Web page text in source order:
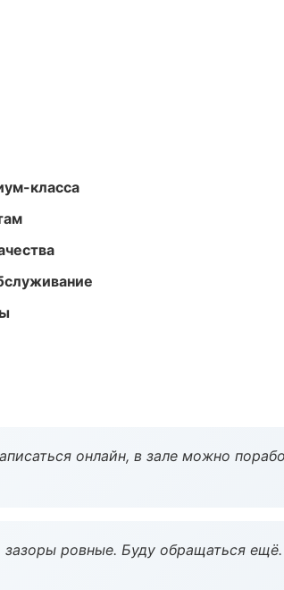
класса
онлайн, в зале можно
ровные. Буду обращаться ещё.